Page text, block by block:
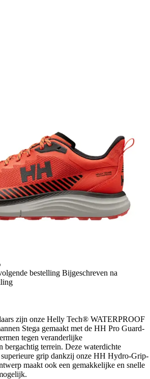
bestelling Bijgeschreven na
zijn onze Helly Tech® WATERPROOF
Stega gemaakt met de HH Pro Guard-
tegen veranderlijke
bergachtig terrein. Deze waterdichte
superieure grip dankzij onze HH Hydro-Grip-
maakt ook een gemakkelijke en snelle